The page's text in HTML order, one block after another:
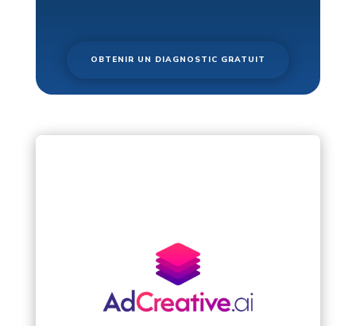
OBTENIR UN DIAGNOSTIC GRATUIT